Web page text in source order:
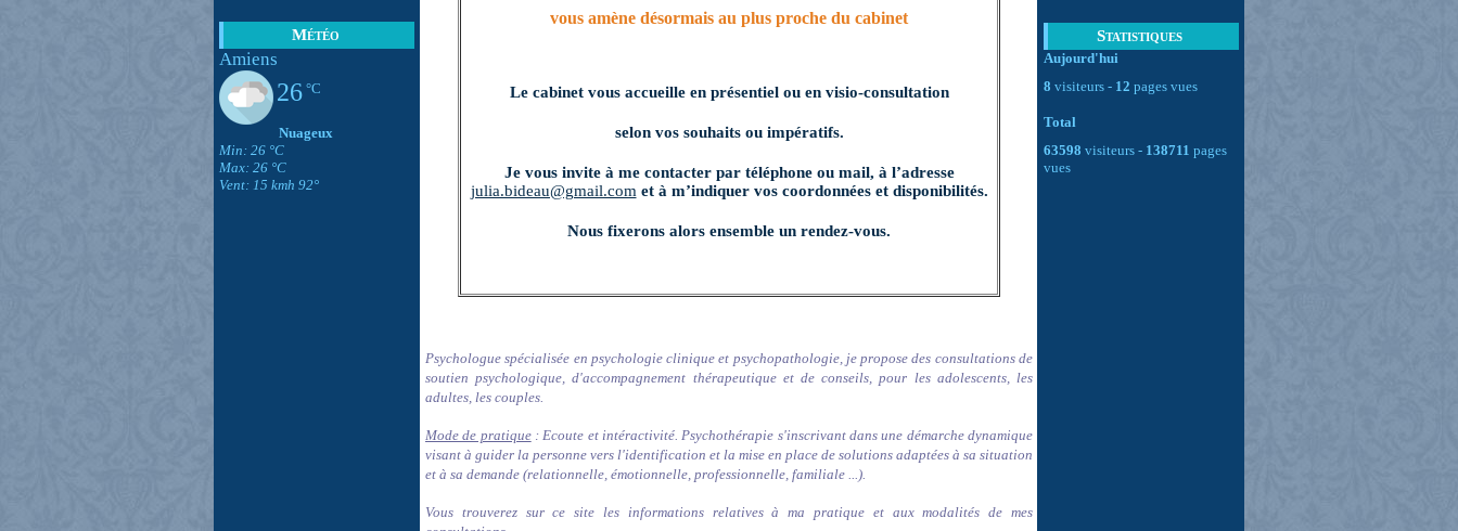
Météo
Amiens
26 °C
Nuageux
Min: 26 °C
Max: 26 °C
Vent: 15 kmh 92°
Statistiques
Aujourd'hui
8 visiteurs - 12 pages vues
Total
63598 visiteurs - 138711 pages
vues
vous amène désormais au plus proche du cabinet
Le cabinet vous accueille en présentiel ou en visio-consultation
selon vos souhaits ou impératifs.
Je vous invite à me contacter par téléphone ou mail, à l’adresse
julia.bideau@gmail.com et à m’indiquer vos coordonnées et disponibilités.
Nous fixerons alors ensemble un rendez-vous.
Psychologue spécialisée en psychologie clinique et psychopathologie, je propose des consultations de
soutien psychologique, d'accompagnement thérapeutique et de conseils, pour les adolescents, les
adultes, les couples.
Mode de pratique: Ecoute et intéractivité. Psychothérapie s'inscrivant dans une démarche dynamique
visant à guider la personne vers l'identification et la mise en place de solutions adaptées à sa situation
et à sa demande (relationnelle, émotionnelle, professionnelle, familiale ...).
Vous trouverez sur ce site les informations relatives à ma pratique et aux modalités de mes